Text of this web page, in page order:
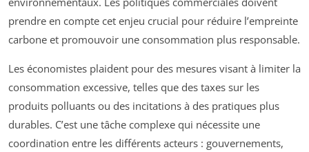
prendre en compte cet enjeu crucial pour réduire l’empreinte
carbone et promouvoir une consommation plus responsable.
Les économistes plaident pour des mesures visant à limiter la
consommation excessive, telles que des taxes sur les
produits polluants ou des incitations à des pratiques plus
durables. C’est une tâche complexe qui nécessite une
coordination entre les différents acteurs : gouvernements,